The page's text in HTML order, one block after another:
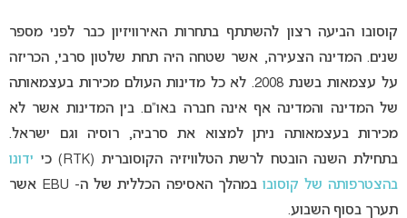
קוסובו הביעה רצון להשתתף בתחרות האירוויזיון כבר לפני מספר
שנים. המדינה הצעירה, אשר שטחה היה תחת שלטון סרבי, הכריזה
על עצמאות בשנת 2008. לא כל מדינות העולם מכירות בעצמאותה
של המדינה והמדינה אף אינה חברה באו”ם. בין המדינות אשר לא
מכירות בעצמאותה ניתן למצוא את סרביה, רוסיה וגם ישראל.
בתחילת השנה הובטח לרשת הטלוויזיה הקוסוברית (RTK) כי
ידונו
בהצטרפותה של קוסובו
במהלך האסיפה הכללית של ה- EBU אשר
תערך בסוף השבוע.